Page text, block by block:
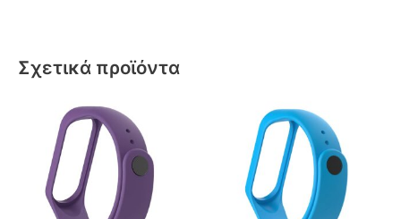
Σχετικά προϊόντα